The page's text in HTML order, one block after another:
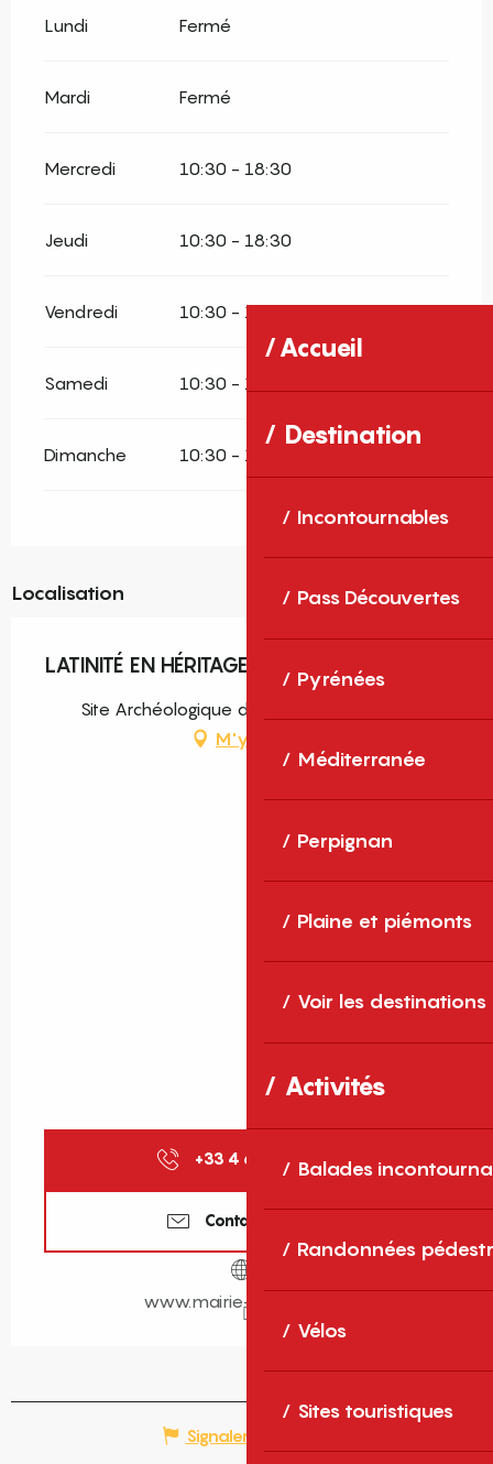
Accueil
Destination
Incontournables
Pass Découvertes
Pyrénées
Méditerranée
Perpignan
Plaine et piémonts
Voir les destinations
Activités
Balades
Randonnées
Vélos
Sites touristiques
Lundi Fermé
Mardi Fermé
Mercredi 10:30 - 18:30
Jeudi 10:30 - 18:30
Vendredi 10:30 - 18:30
Samedi 10:30 - 18:30
Dimanche 10:30 - 18:30
Localisation
LATINITÉ EN HÉRITAGE - PHOTOGRAPHIES
Site Archéologique de Ruscino, Perpignan
M'y rendre
+33 4 68 66 35 ▒▒
Contactez-nous
www.mairie-perpignan.fr
Signaler une erreur